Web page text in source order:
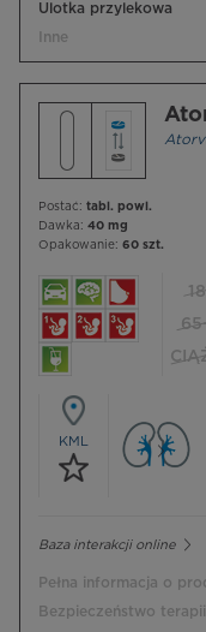
Ulotka przylekowa
Inne
Postać: tabl. powl.
Dawka: 40 mg
Opakowanie: 60 szt.
18
KML
Baza interakcji online
Pełna informacja o
Bezpieczeństwo terapii